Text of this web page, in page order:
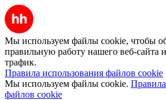
Мы используем файлы cookie, чтобы
правильную работу нашего веб-сайта
трафик.
Правила использования файлов cookie
Мы используем файлы cookie.
файлов cookie